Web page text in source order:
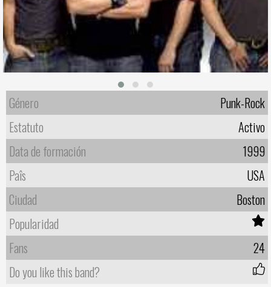
Género
Punk-Rock
Estatuto
Activo
Data de formación
1999
Paîs
USA
Ciudad
Boston
Popularidad
Fans
24
Do you like this band?